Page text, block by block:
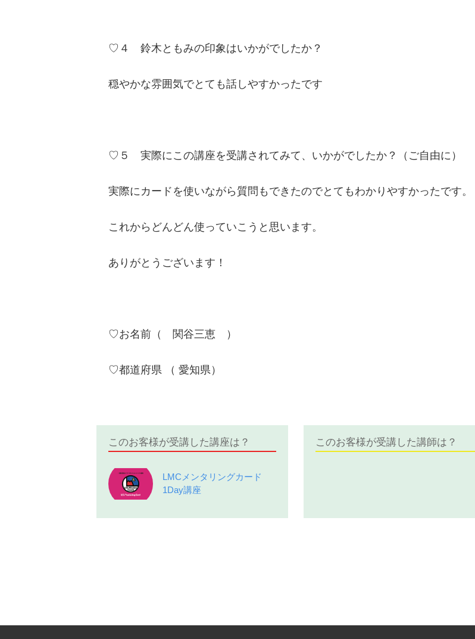
♡４ 鈴木ともみの印象はいかがでしたか？
穏やかな雰囲気でとても話しやすかったです
♡５ 実際にこの講座を受講されてみて、いかがでしたか？（ご自由に）
実際にカードを使いながら質問もできたのでとてもわかりやすかったです。
これからどんどん使っていこうと思います。
ありがとうございます！
♡お名前（ 関谷三恵 ）
♡都道府県 （ 愛知県）
このお客様が受講した講座は？
LMCメンタリングカード
1Day講座
このお客様が受講した講師は？